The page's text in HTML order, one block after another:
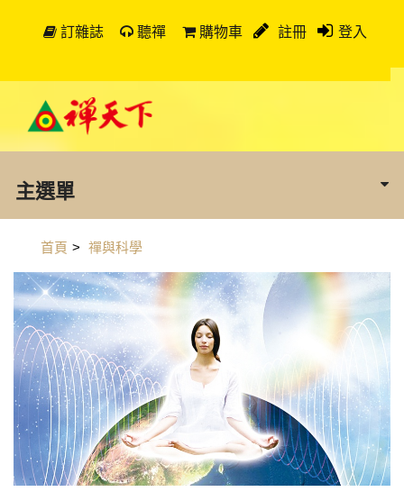
訂雜誌 聽禪 購物車 註冊 登入
主選單
首頁 > 禪與科學